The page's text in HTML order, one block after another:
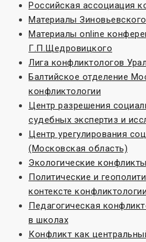
Российская ассоциация
Материалы
Материалы online
Г.П.Щедровицкого
Лига конфликтологов
Балтийское отделение
конфликтологии
Центр разрешения
судебных экспертиз и
Центр урегулирования
(Московская область)
Экологические конфликты
Политические и
контексте конфликтологии
Педагогическая
в школах
Конфликт как